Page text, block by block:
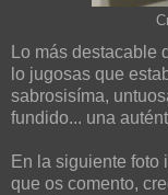
Lo más destacable
lo jugosas que
sabrosisíma,
fundido... una
En la siguiente foto
que os comento,